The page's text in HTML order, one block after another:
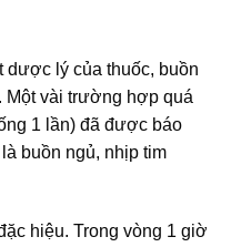
dược lý của thuốc, buồn
Một vài trường hợp quá
1 lần) đã được báo
buồn ngủ, nhịp tim
hiệu. Trong vòng 1 giờ